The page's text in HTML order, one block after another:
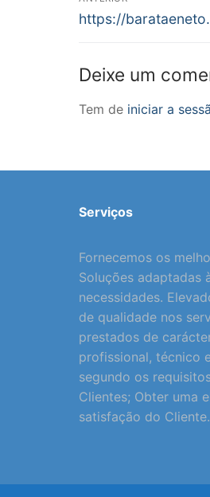
de
Previous
https://
Deixe um
Tem de iniciar a
Serviços
Fornecemos os
Soluções adaptadas
necessidades.
de qualidade nos
prestados de
profissional, técnico
segundo os
Clientes; Obter uma
satisfação do Cliente.